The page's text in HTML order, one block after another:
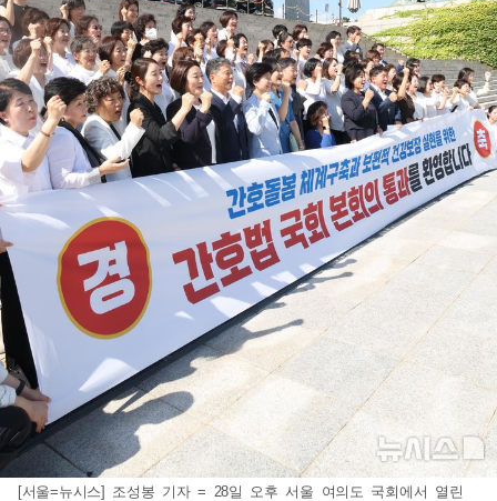
[서울=뉴시스] 조성봉 기자 = 28일 오후 서울 여의도 국회에서 열린